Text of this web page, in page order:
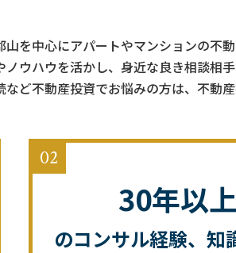
を中心にアパートやマンションの不
ノウハウを活かし、身近な良き相談相
ど不動産投資でお悩みの方は、不動
30年以上
のコンサル経験、知